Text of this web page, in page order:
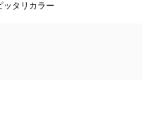
ッタリカラー